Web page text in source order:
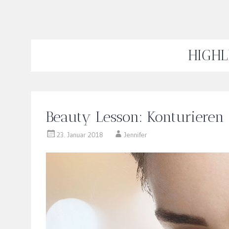
Beauty Lesson:
23. Januar 2018 Jennifer